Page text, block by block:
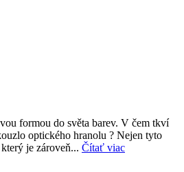
formou do světa barev. V čem tkví
optického hranolu ? Nejen tyto
je zároveň... Čítať viac